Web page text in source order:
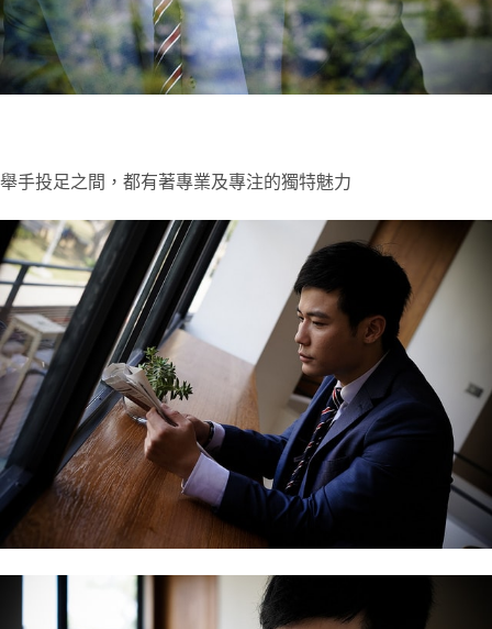
舉手投足之間，都有著專業及專注的獨特魅力